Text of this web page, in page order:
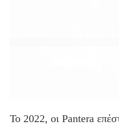
Το 2022, οι Pantera